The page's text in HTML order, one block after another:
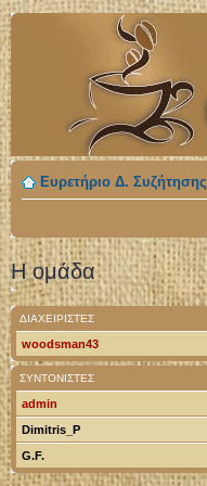
Ευρετήριο Δ. Συζήτησης
Η ομάδα
ΔΙΑΧΕΙΡΙΣΤΈΣ
woodsman43
ΣΥΝΤΟΝΙΣΤΈΣ
admin
Dimitris_P
G.F.